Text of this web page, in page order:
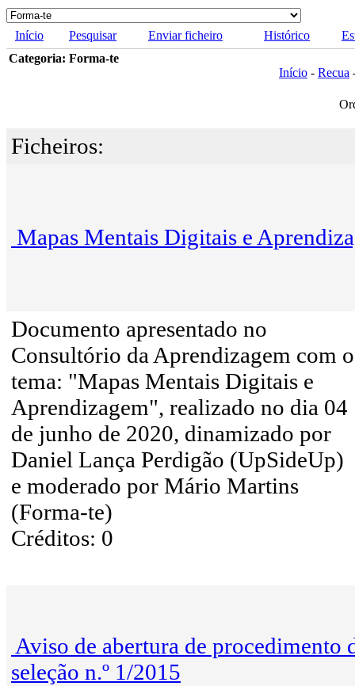
Início Pesquisar Enviar ficheiro Histórico
Categoria: Forma-te
Início - Recua
Ficheiros:
Mapas Mentais Digitais e
Documento apresentado no
Consultório da Aprendizagem com o
tema: "Mapas Mentais Digitais e
Aprendizagem", realizado no dia 04
de junho de 2020, dinamizado por
Daniel Lança Perdigão (UpSideUp)
e moderado por Mário Martins
(Forma-te)
Créditos: 0
Aviso de abertura de procedimento
seleção n.º 1/2015